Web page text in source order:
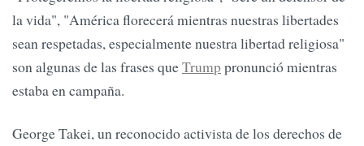
la vida", "América florecerá mientras nuestras libertades
sean respetadas, especialmente nuestra libertad religiosa"
son algunas de las frases queTrumppronunció mientras
estaba en campaña.
George Takei, un reconocido activista de los derechos de